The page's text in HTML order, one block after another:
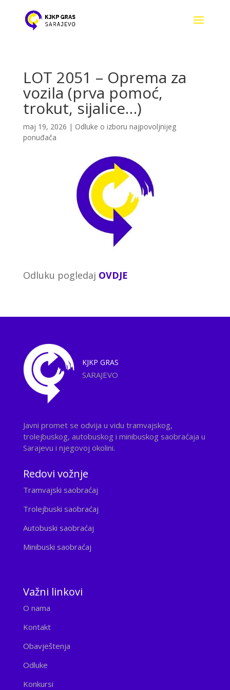
LOT 2051 – Oprema za
vozila (prva pomoć,
trokut, sijalice…)
maj 19, 2026 | Odluke o izboru najpovoljnijeg
ponuđača
Odluku pogledaj OVDJE
KJKP GRAS
SARAJEVO
Javni promet se odvija u vidu tramvajskog,
trolejbuskog, autobuskog i minibuskog saobraćaja u
Sarajevu i njegovoj okolini.
Redovi vožnje
Tramvajski saobraćaj
Trolejbuski saobraćaj
Autobuski saobraćaj
Minibuski saobraćaj
Važni linkovi
O nama
Kontakt
Obavještenja
Odluke
Konkursi